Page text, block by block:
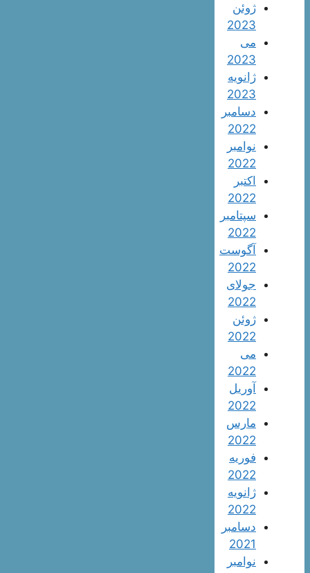
ژوئن
2023
می
2023
ژانویه
2023
دسامبر
2022
نوامبر
2022
اکتبر
2022
سپتامبر
2022
آگوست
2022
جولای
2022
ژوئن
2022
می
2022
آوریل
2022
مارس
2022
فوریه
2022
ژانویه
2022
دسامبر
2021
نوامبر